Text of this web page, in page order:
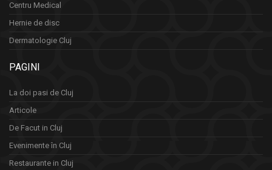
Centru Medical
Hernie de disc
Dermatologie Cluj
PAGINI
La doi pasi de Cluj
Articole
De Facut in Cluj
Evenimente în Cluj
Restaurante in Cluj